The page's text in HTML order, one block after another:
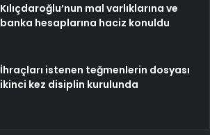
Kılıçdaroğlu’nun mal varlıklarına ve
banka hesaplarına haciz konuldu
İhraçları istenen teğmenlerin dosyası
ikinci kez disiplin kurulunda